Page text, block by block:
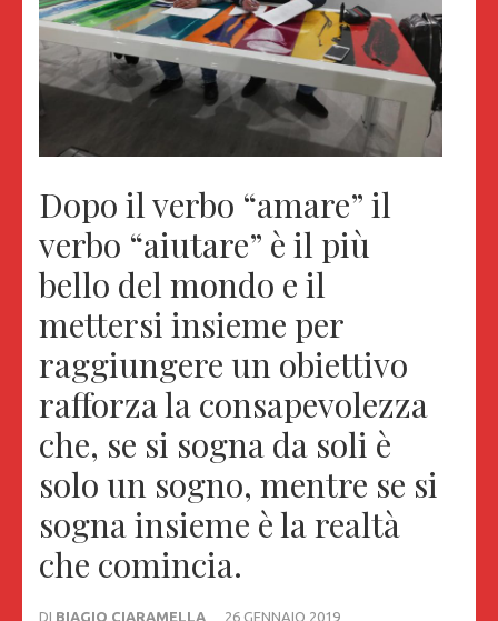
Dopo il verbo “amare” il
verbo “aiutare” è il più
bello del mondo e il
mettersi insieme per
raggiungere un obiettivo
rafforza la consapevolezza
che, se si sogna da soli è
solo un sogno, mentre se si
sogna insieme è la realtà
che comincia.
DI BIAGIO CIARAMELLA
26 GENNAIO 2019